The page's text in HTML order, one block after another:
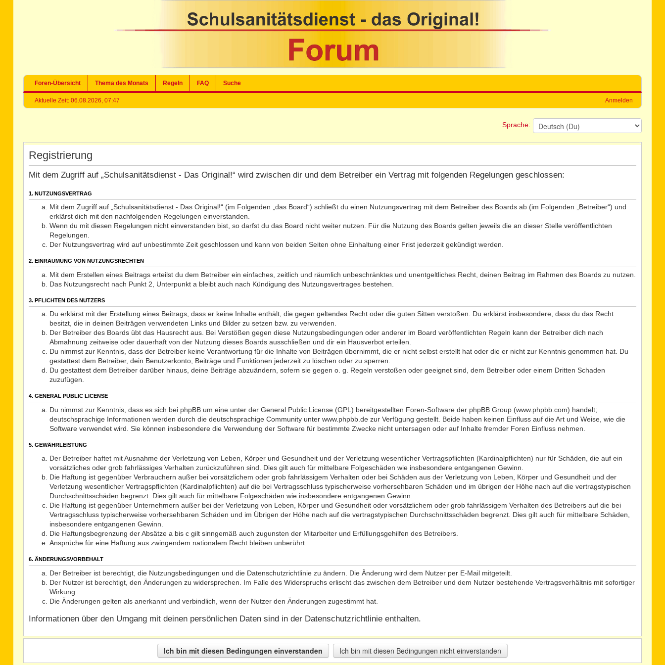
Foren-Übersicht Thema des Monats Regeln FAQ Suche
Aktuelle Zeit: 06.08.2026, 07:47 Anmelden
Sprache:
Registrierung
Mit dem Zugriff auf „Schulsanitätsdienst - Das Original!“ wird zwischen dir und dem Betreiber ein Vertrag mit folgenden Regelungen geschlossen:
1. NUTZUNGSVERTRAG
Mit dem Zugriff auf „Schulsanitätsdienst - Das Original!“ (im Folgenden „das Board“) schließt du einen Nutzungsvertrag mit dem Betreiber des Boards ab (im Folgenden „Betreiber“) und
erklärst dich mit den nachfolgenden Regelungen einverstanden.
Wenn du mit diesen Regelungen nicht einverstanden bist, so darfst du das Board nicht weiter nutzen. Für die Nutzung des Boards gelten jeweils die an dieser Stelle veröffentlichten
Regelungen.
Der Nutzungsvertrag wird auf unbestimmte Zeit geschlossen und kann von beiden Seiten ohne Einhaltung einer Frist jederzeit gekündigt werden.
2. EINRÄUMUNG VON NUTZUNGSRECHTEN
Mit dem Erstellen eines Beitrags erteilst du dem Betreiber ein einfaches, zeitlich und räumlich unbeschränktes und unentgeltliches Recht, deinen Beitrag im Rahmen des Boards zu nutzen.
Das Nutzungsrecht nach Punkt 2, Unterpunkt a bleibt auch nach Kündigung des Nutzungsvertrages bestehen.
3. PFLICHTEN DES NUTZERS
Du erklärst mit der Erstellung eines Beitrags, dass er keine Inhalte enthält, die gegen geltendes Recht oder die guten Sitten verstoßen. Du erklärst insbesondere, dass du das Recht
besitzt, die in deinen Beiträgen verwendeten Links und Bilder zu setzen bzw. zu verwenden.
Der Betreiber des Boards übt das Hausrecht aus. Bei Verstößen gegen diese Nutzungsbedingungen oder anderer im Board veröffentlichten Regeln kann der Betreiber dich nach
Abmahnung zeitweise oder dauerhaft von der Nutzung dieses Boards ausschließen und dir ein Hausverbot erteilen.
Du nimmst zur Kenntnis, dass der Betreiber keine Verantwortung für die Inhalte von Beiträgen übernimmt, die er nicht selbst erstellt hat oder die er nicht zur Kenntnis genommen hat. Du
gestattest dem Betreiber, dein Benutzerkonto, Beiträge und Funktionen jederzeit zu löschen oder zu sperren.
Du gestattest dem Betreiber darüber hinaus, deine Beiträge abzuändern, sofern sie gegen o. g. Regeln verstoßen oder geeignet sind, dem Betreiber oder einem Dritten Schaden
zuzufügen.
4. GENERAL PUBLIC LICENSE
Du nimmst zur Kenntnis, dass es sich bei phpBB um eine unter der General Public License (GPL) bereitgestellten Foren-Software der phpBB Group (www.phpbb.com) handelt;
deutschsprachige Informationen werden durch die deutschsprachige Community unter www.phpbb.de zur Verfügung gestellt. Beide haben keinen Einfluss auf die Art und Weise, wie die
Software verwendet wird. Sie können insbesondere die Verwendung der Software für bestimmte Zwecke nicht untersagen oder auf Inhalte fremder Foren Einfluss nehmen.
5. GEWÄHRLEISTUNG
Der Betreiber haftet mit Ausnahme der Verletzung von Leben, Körper und Gesundheit und der Verletzung wesentlicher Vertragspflichten (Kardinalpflichten) nur für Schäden, die auf ein
vorsätzliches oder grob fahrlässiges Verhalten zurückzuführen sind. Dies gilt auch für mittelbare Folgeschäden wie insbesondere entgangenen Gewinn.
Die Haftung ist gegenüber Verbrauchern außer bei vorsätzlichem oder grob fahrlässigem Verhalten oder bei Schäden aus der Verletzung von Leben, Körper und Gesundheit und der
Verletzung wesentlicher Vertragspflichten (Kardinalpflichten) auf die bei Vertragsschluss typischerweise vorhersehbaren Schäden und im übrigen der Höhe nach auf die vertragstypischen
Durchschnittsschäden begrenzt. Dies gilt auch für mittelbare Folgeschäden wie insbesondere entgangenen Gewinn.
Die Haftung ist gegenüber Unternehmern außer bei der Verletzung von Leben, Körper und Gesundheit oder vorsätzlichem oder grob fahrlässigem Verhalten des Betreibers auf die bei
Vertragsschluss typischerweise vorhersehbaren Schäden und im Übrigen der Höhe nach auf die vertragstypischen Durchschnittsschäden begrenzt. Dies gilt auch für mittelbare Schäden,
insbesondere entgangenen Gewinn.
Die Haftungsbegrenzung der Absätze a bis c gilt sinngemäß auch zugunsten der Mitarbeiter und Erfüllungsgehilfen des Betreibers.
Ansprüche für eine Haftung aus zwingendem nationalem Recht bleiben unberührt.
6. ÄNDERUNGSVORBEHALT
Der Betreiber ist berechtigt, die Nutzungsbedingungen und die Datenschutzrichtlinie zu ändern. Die Änderung wird dem Nutzer per E-Mail mitgeteilt.
Der Nutzer ist berechtigt, den Änderungen zu widersprechen. Im Falle des Widerspruchs erlischt das zwischen dem Betreiber und dem Nutzer bestehende Vertragsverhältnis mit sofortiger
Wirkung.
Die Änderungen gelten als anerkannt und verbindlich, wenn der Nutzer den Änderungen zugestimmt hat.
Informationen über den Umgang mit deinen persönlichen Daten sind in der Datenschutzrichtlinie enthalten.